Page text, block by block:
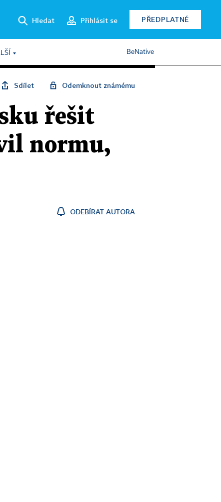
Hledat Přihlásit se PŘEDPLATNÉ
BeNative
Sdílet Odemknout známému
řešit
normu,
ODEBÍRAT AUTORA